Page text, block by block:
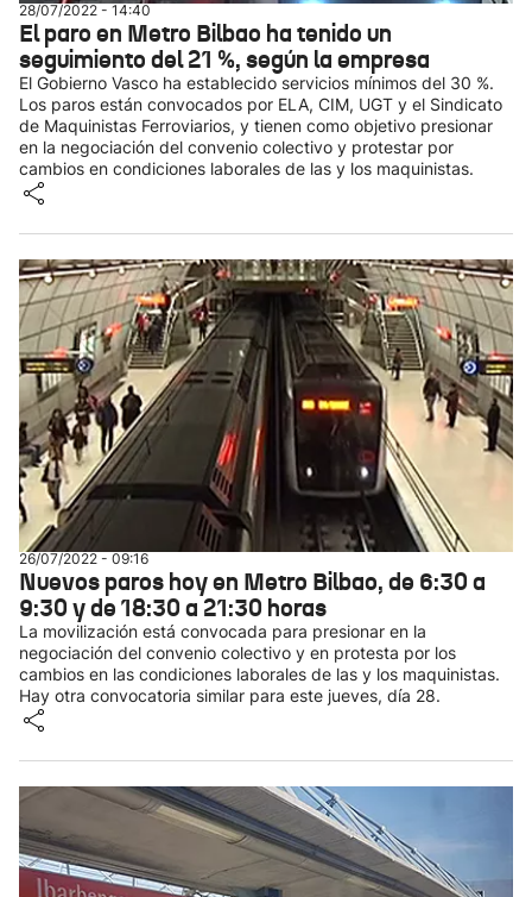
28/07/2022 - 14:40
El paro en Metro Bilbao ha tenido un
seguimiento del 21 %, según la empresa
El Gobierno Vasco ha establecido servicios mínimos del 30 %.
Los paros están convocados por ELA, CIM, UGT y el Sindicato
de Maquinistas Ferroviarios, y tienen como objetivo presionar
en la negociación del convenio colectivo y protestar por
cambios en condiciones laborales de las y los maquinistas.
26/07/2022 - 09:16
Nuevos paros hoy en Metro Bilbao, de 6:30 a
9:30 y de 18:30 a 21:30 horas
La movilización está convocada para presionar en la
negociación del convenio colectivo y en protesta por los
cambios en las condiciones laborales de las y los maquinistas.
Hay otra convocatoria similar para este jueves, día 28.